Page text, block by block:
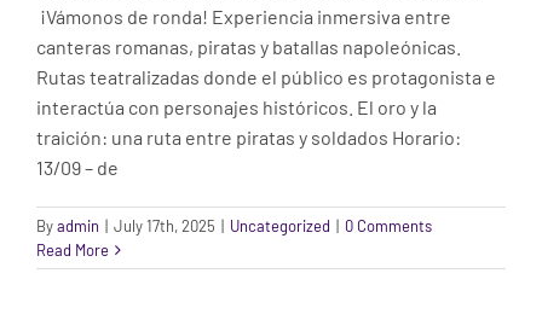
¡Vámonos de ronda! Experiencia inmersiva entre
canteras romanas, piratas y batallas napoleónicas.
Rutas teatralizadas donde el público es protagonista e
interactúa con personajes históricos. El oro y la
traición: una ruta entre piratas y soldados Horario:
13/09 – de
Byadmin | July 17th, 2025 | Uncategorized | 0 Comments
Read More